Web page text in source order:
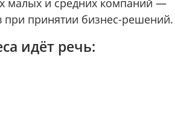
малых и средних компаний —
при принятии бизнес-решений.
идёт речь: